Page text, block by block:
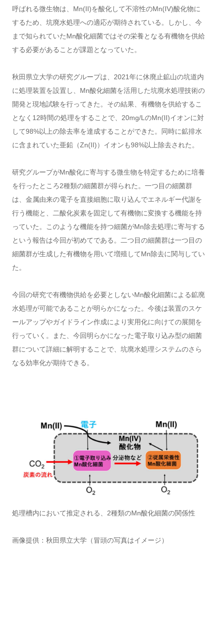
呼ばれる微生物は、Mn(II)を酸化して不溶性のMn(IV)酸化物に
するため、坑廃水処理への適応が期待されている。しかし、今
まで知られていたMn酸化細菌ではその栄養となる有機物を供給
する必要があることが課題となっていた。
秋田県立大学の研究グループは、2021年に休廃止鉱山の坑道内
に処理装置を設置し、Mn酸化細菌を活用した坑廃水処理技術の
開発と現地試験を行ってきた。その結果、有機物を供給するこ
となく12時間の処理をすることで、20mg/LのMn(II)イオンに対
して98%以上の除去率を達成することができた。同時に鉱排水
に含まれていた亜鉛（Zn(II)）イオンも98%以上除去された。
研究グループがMn酸化に寄与する微生物を特定するために培養
を行ったところ2種類の細菌群が得られた。一つ目の細菌群
は、金属由来の電子を直接細胞に取り込んでエネルギー代謝を
行う機能と、二酸化炭素を固定して有機物に変換する機能を持
っていた。このような機能を持つ細菌がMn除去処理に寄与する
という報告は今回が初めてである。二つ目の細菌群は一つ目の
細菌群が生成した有機物を用いて増殖してMn除去に関与してい
た。
今回の研究で有機物供給を必要としないMn酸化細菌による鉱廃
水処理が可能であることが明らかになった。今後は装置のスケ
ールアップやガイドライン作成により実用化に向けての展開を
行っていく。また、今回明らかになった電子取り込み型の細菌
群について詳細に解明することで、坑廃水処理システムのさら
なる効率化が期待できる。
処理槽内において推定される、2種類のMn酸化細菌の関係性
画像提供：秋田県立大学（冒頭の写真はイメージ）